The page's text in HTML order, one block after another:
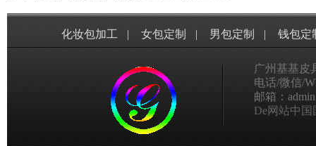
化妆包加工 | 女包定制 | 男包定制 | 钱包定
广州基基皮
电话/微信/
邮箱：
De网站中国